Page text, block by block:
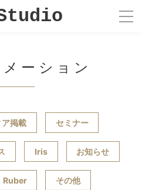
ーション
ア掲載 セミナー
Iris お知らせ
Ruber その他